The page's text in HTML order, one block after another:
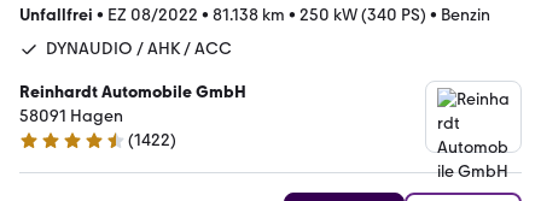
Unfallfrei • EZ 08/2022 • 81.138 km • 250 kW (340 PS) • Benzin
DYNAUDIO / AHK / ACC
Reinhardt Automobile GmbH
58091 Hagen
4.7 Sterne
(1422)